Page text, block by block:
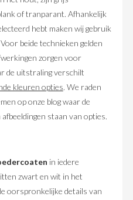
of tranparant. Afhankelijk
hebt maken wij gebruik
beide technieken gelden
zorgen voor
de uitstraling verschilt
kleuren opties. We raden
op onze blog waar de
staan van opties.
in iedere
zwart en wit in het
oorspronkelijke details van